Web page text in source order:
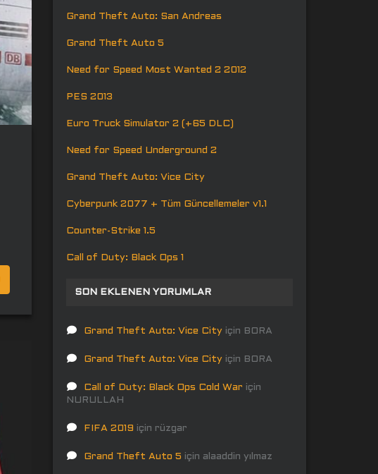
Grand Theft Auto: San Andreas
Grand Theft Auto 5
Need for Speed Most Wanted 2 2012
PES 2013
Euro Truck Simulator 2 (+65 DLC)
Need for Speed Underground 2
Grand Theft Auto: Vice City
Cyberpunk 2077 + Tüm Güncellemeler v1.1
Counter-Strike 1.5
Call of Duty: Black Ops 1
SON EKLENEN YORUMLAR
Grand Theft Auto: Vice City için BORA
Grand Theft Auto: Vice City için BORA
Call of Duty: Black Ops Cold War için
NURULLAH
FIFA 2019 için rüzgar
Grand Theft Auto 5 için alaaddin yılmaz